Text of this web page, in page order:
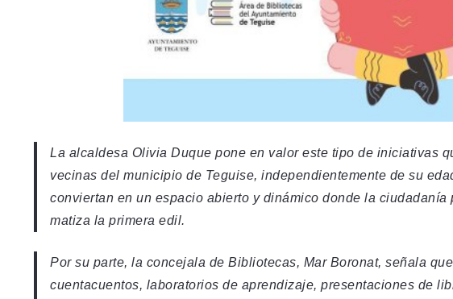
La alcaldesa Olivia Duque pone en valor este tipo de iniciativas
vecinas del municipio de Teguise, independientemente de su
conviertan en un espacio abierto y dinámico donde la ciudadanía
matiza la primera edil.
Por su parte, la concejala de Bibliotecas, Mar Boronat, señala
cuentacuentos, laboratorios de aprendizaje, presentaciones de